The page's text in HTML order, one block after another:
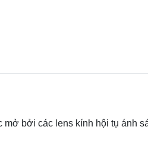
bởi các lens kính hội tụ ánh